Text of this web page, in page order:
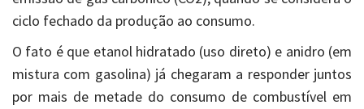
ciclo fechado da produção ao consumo.
O fato é que etanol hidratado (uso direto) e anidro (em
mistura com gasolina) já chegaram a responder juntos
por mais de metade do consumo de combustível em